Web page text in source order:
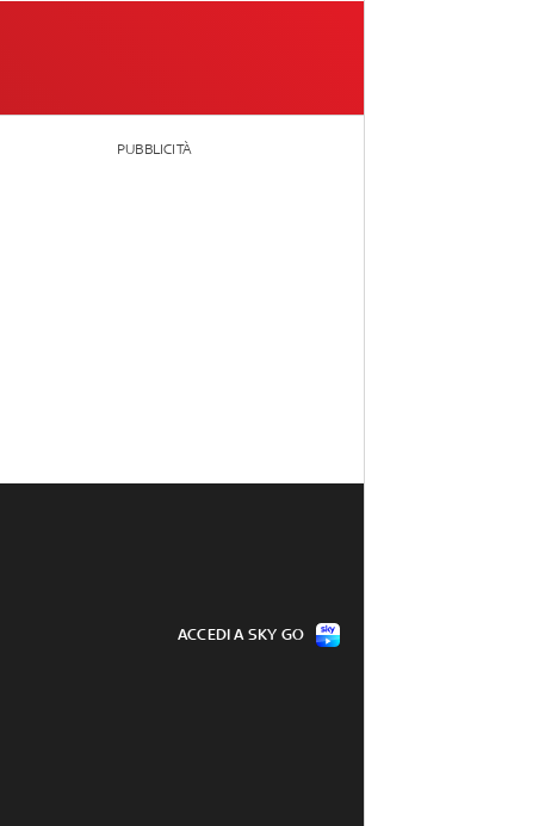
PUBBLICITÀ
ACCEDI A SKY GO